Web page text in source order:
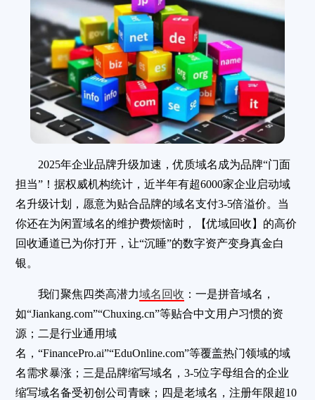
2025年企业品牌升级加速，优质域名成为品牌“门面
担当”！据权威机构统计，近半年有超6000家企业启动域
名升级计划，愿意为贴合品牌的域名支付3-5倍溢价。当
你还在为闲置域名的维护费烦恼时，【优域回收】的高价
回收通道已为你打开，让“沉睡”的数字资产变身真金白
银。
我们聚焦四类高潜力域名回收 ：一是拼音域名，
如“Jiankang.com”“Chuxing.cn”等贴合中文用户习惯的资
源；二是行业通用域
名，“FinancePro.ai”“EduOnline.com”等覆盖热门领域的域
名需求暴涨；三是品牌缩写域名，3-5位字母组合的企业
缩写域名备受初创公司青睐；四是老域名，注册年限超10